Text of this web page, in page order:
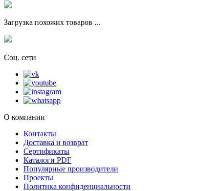
Загрузка похожих товаров ...
Соц. сети
О компании
Контакты
Доставка и возврат
Сертификаты
Каталоги PDF
Популярные производители
Проекты
Политика конфиденциальности